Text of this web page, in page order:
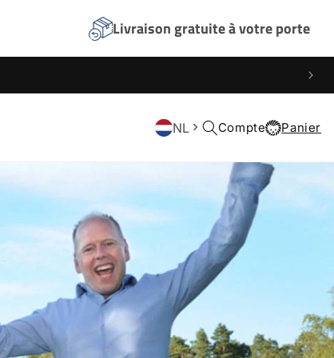
Livraison gratuite à votre porte
NL Compte
Connexion Panier
Panier